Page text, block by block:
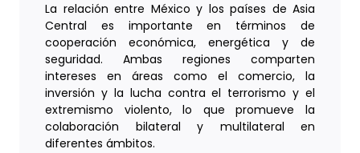
La relación entre México y los países de Asia
Central es importante en términos de
cooperación económica, energética y de
seguridad. Ambas regiones comparten
intereses en áreas como el comercio, la
inversión y la lucha contra el terrorismo y el
extremismo violento, lo que promueve la
colaboración bilateral y multilateral en
diferentes ámbitos.